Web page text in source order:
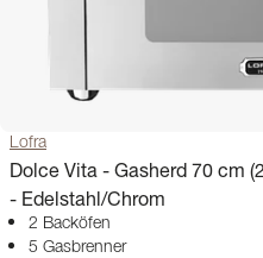
Lofra
Dolce Vita - Gasherd 70 cm
- Edelstahl/Chrom
2 Backöfen
5 Gasbrenner